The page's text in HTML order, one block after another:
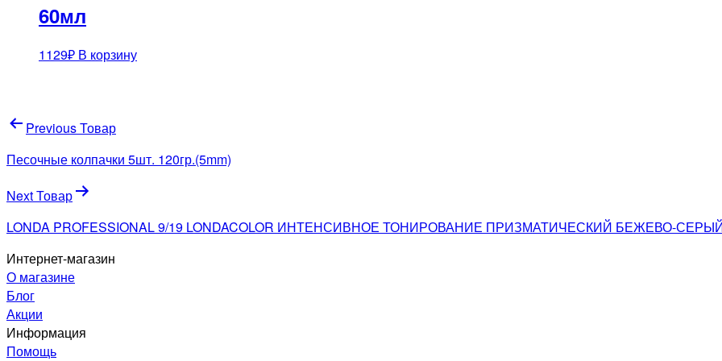
60мл
1129₽ В корзину
Навигация
по
записям
Previous Товар
Песочные колпачки 5шт. 120гр.(5mm)
Next Товар
LONDA PROFESSIONAL 9/19 LONDACOLOR ИНТЕНСИВНОЕ ТОНИРОВАНИЕ ПРИЗМАТИЧЕСКИЙ БЕЖЕВО-
Интернет-магазин
О магазине
Блог
Акции
Информация
Помощь